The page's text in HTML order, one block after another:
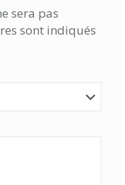
sera pas
sont indiqués